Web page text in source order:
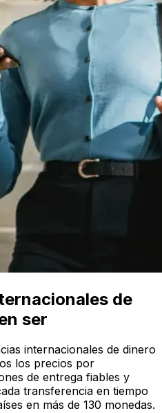
de
ser
internacionales de dinero
los precios por
de entrega fiables y
transferencia en tiempo
en más de 130 monedas.